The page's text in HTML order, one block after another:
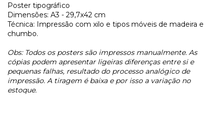
Poster tipográfico
Dimensões: A3 - 29,7x42 cm
Técnica: Impressão com xilo e tipos móveis de madeira e
chumbo.
Obs: Todos os posters são impressos manualmente. As
cópias podem apresentar ligeiras diferenças entre si e
pequenas falhas, resultado do processo analógico de
impressão. A tiragem é baixa e por isso a variação no
estoque.